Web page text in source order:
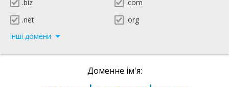
.biz
.com
.net
.org
інші домени
Доменне ім'я: